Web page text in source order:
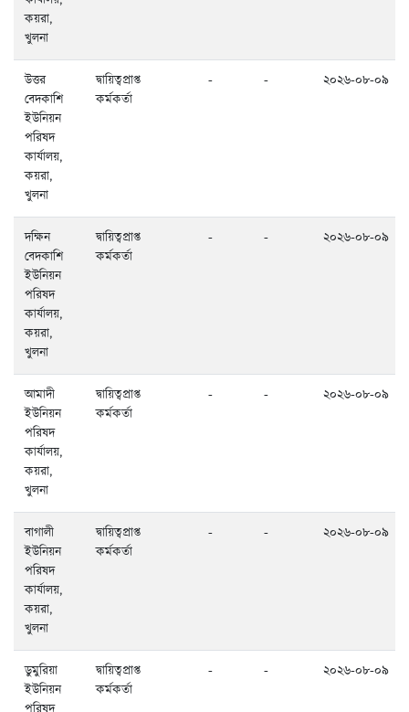
কয়রা,
খুলনা
উত্তর
বেদকাশি
ইউনিয়ন
পরিষদ
কার্যালয়,
কয়রা,
খুলনা
দ্বায়িত্বপ্রাপ্ত
কর্মকর্তা
- - ২০২৬-০৮-০৯
দক্ষিন
বেদকাশি
ইউনিয়ন
পরিষদ
কার্যালয়,
কয়রা,
খুলনা
দ্বায়িত্বপ্রাপ্ত
কর্মকর্তা
- - ২০২৬-০৮-০৯
আমাদী
ইউনিয়ন
পরিষদ
কার্যালয়,
কয়রা,
খুলনা
দ্বায়িত্বপ্রাপ্ত
কর্মকর্তা
- - ২০২৬-০৮-০৯
বাগালী
ইউনিয়ন
পরিষদ
কার্যালয়,
কয়রা,
খুলনা
দ্বায়িত্বপ্রাপ্ত
কর্মকর্তা
- - ২০২৬-০৮-০৯
ডুমুরিয়া
ইউনিয়ন
দ্বায়িত্বপ্রাপ্ত
কর্মকর্তা
- - ২০২৬-০৮-০৯